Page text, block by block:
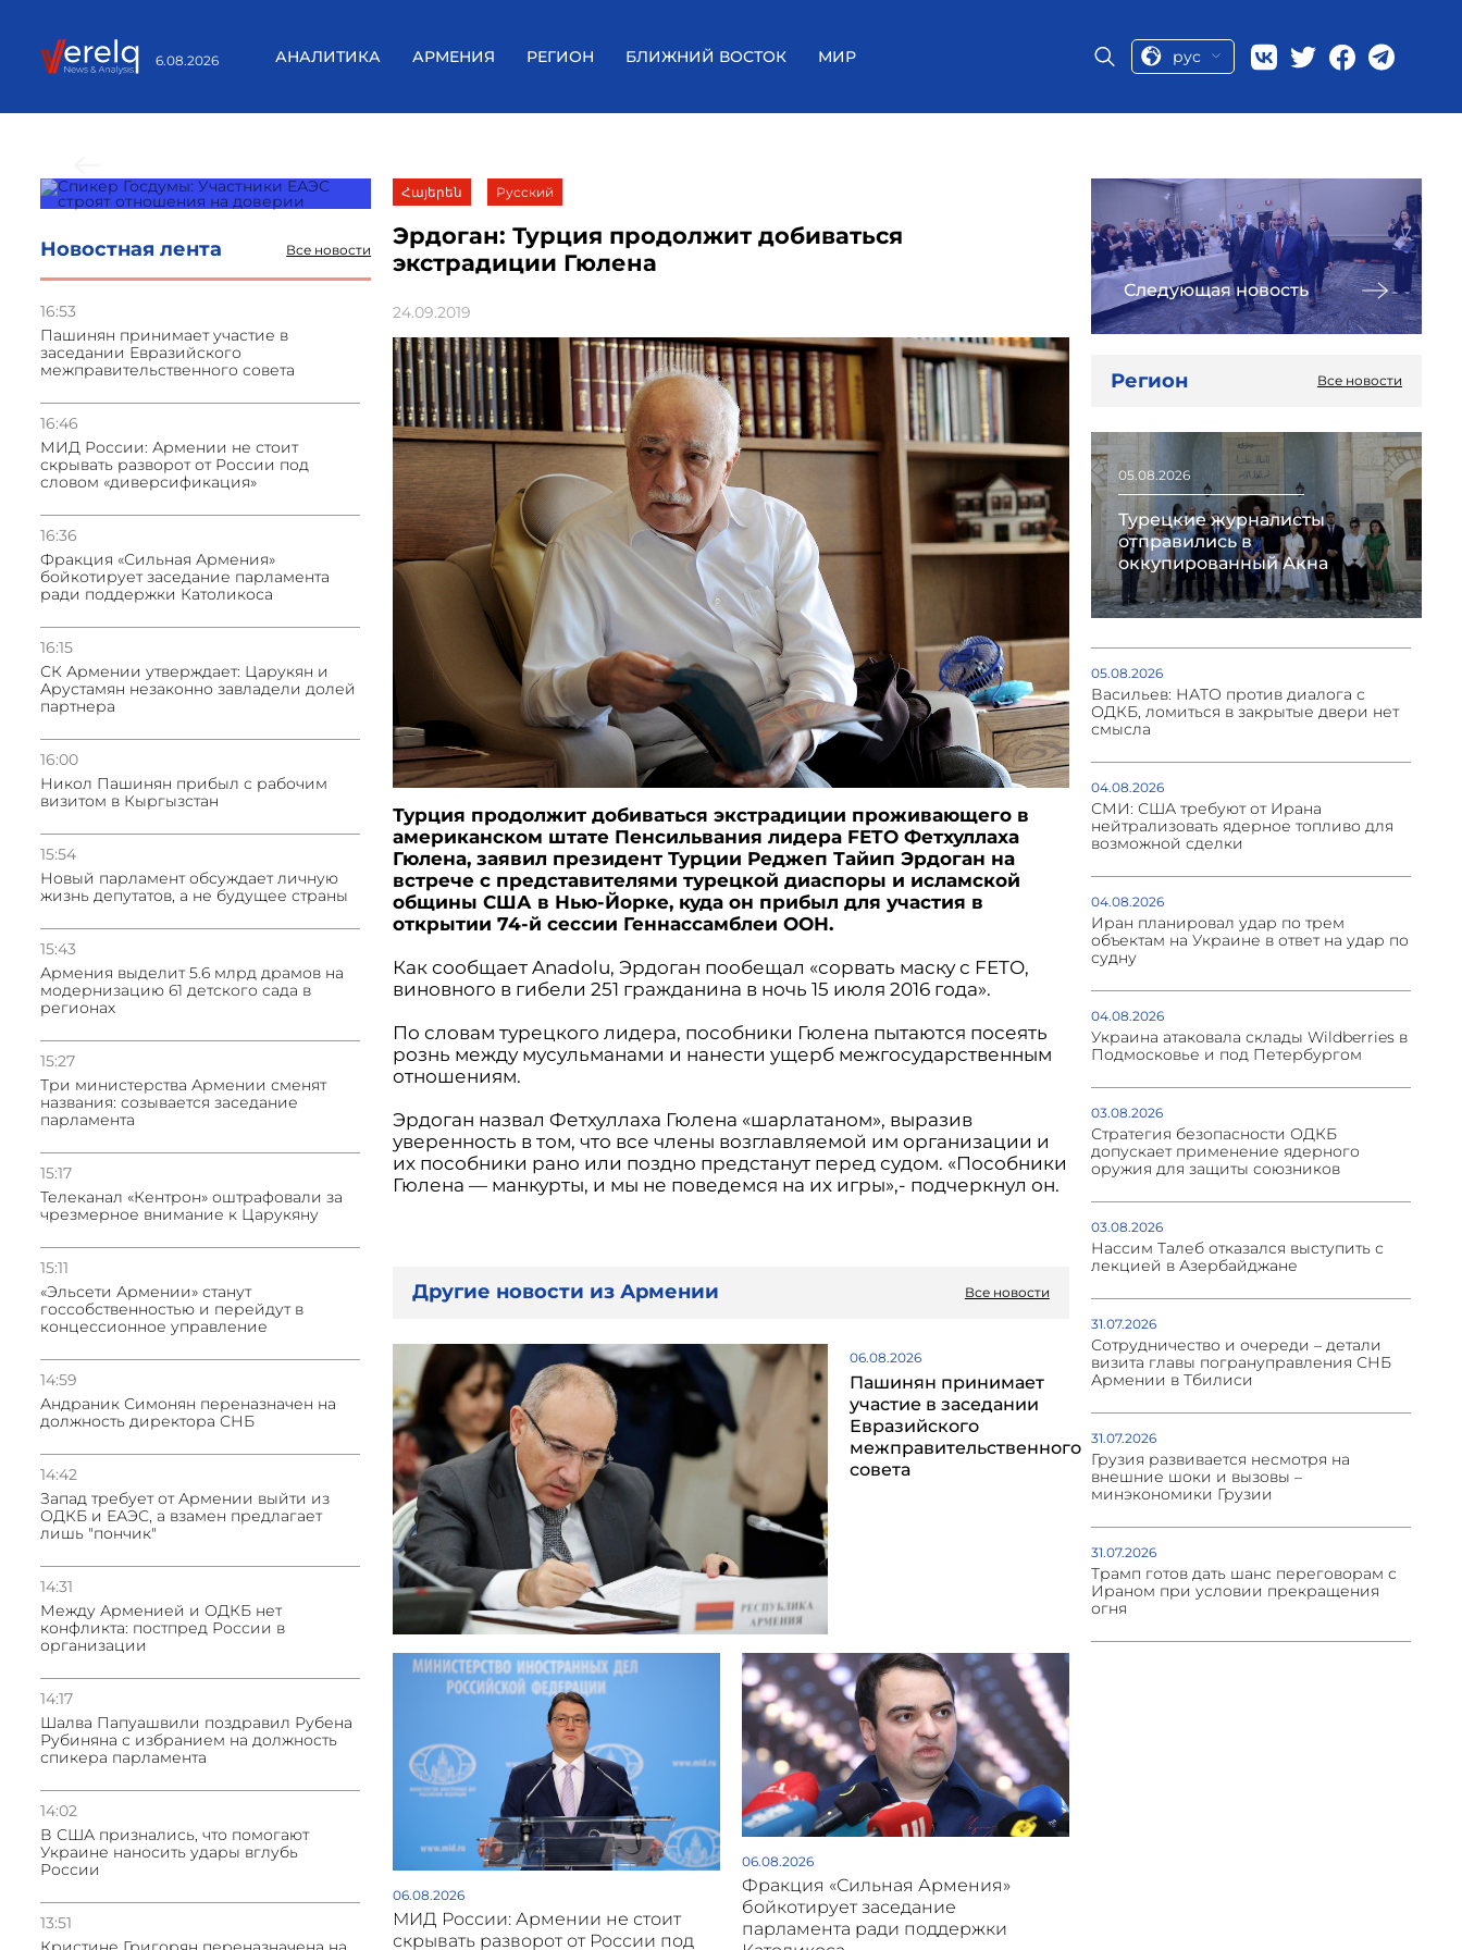
6.08.2026 АНАЛИТИКА АРМЕНИЯ РЕГИОН БЛИЖНИЙ ВОСТОК МИР рус
Новостная лента Все новости
16:53
Пашинян принимает участие в
заседании Евразийского
межправительственного совета
16:46
МИД России: Армении не стоит
скрывать разворот от России под
словом «диверсификация»
16:36
Фракция «Сильная Армения»
бойкотирует заседание парламента
ради поддержки Католикоса
16:15
СК Армении утверждает: Царукян и
Арустамян незаконно завладели долей
партнера
16:00
Никол Пашинян прибыл с рабочим
визитом в Кыргызстан
15:54
Новый парламент обсуждает личную
жизнь депутатов, а не будущее страны
15:43
Армения выделит 5.6 млрд драмов на
модернизацию 61 детского сада в
регионах
15:27
Три министерства Армении сменят
названия: созывается заседание
парламента
15:17
Телеканал «Кентрон» оштрафовали за
чрезмерное внимание к Царукяну
15:11
«Эльсети Армении» станут
госсобственностью и перейдут в
концессионное управление
14:59
Андраник Симонян переназначен на
должность директора СНБ
14:42
Запад требует от Армении выйти из
ОДКБ и ЕАЭС, а взамен предлагает
лишь "пончик"
14:31
Между Арменией и ОДКБ нет
конфликта: постпред России в
организации
14:17
Шалва Папуашвили поздравил Рубена
Рубиняна с избранием на должность
спикера парламента
14:02
В США признались, что помогают
Украине наносить удары вглубь
России
13:51
Հայերեն Русский
Эрдоган: Турция продолжит добиваться
экстрадиции Гюлена
24.09.2019
Турция продолжит добиваться экстрадиции проживающего в
американском штате Пенсильвания лидера FETO Фетхуллаха
Гюлена, заявил президент Турции Реджеп Тайип Эрдоган на
встрече с представителями турецкой диаспоры и исламской
общины США в Нью-Йорке, куда он прибыл для участия в
открытии 74-й сессии Геннассамблеи ООН.
Как сообщает Anadolu, Эрдоган пообещал «сорвать маску с FETO,
виновного в гибели 251 гражданина в ночь 15 июля 2016 года».
По словам турецкого лидера, пособники Гюлена пытаются посеять
рознь между мусульманами и нанести ущерб межгосударственным
отношениям.
Эрдоган назвал Фетхуллаха Гюлена «шарлатаном», выразив
уверенность в том, что все члены возглавляемой им организации и
их пособники рано или поздно предстанут перед судом. «Пособники
Гюлена — манкурты, и мы не поведемся на их игры»,- подчеркнул он.
Другие новости из Армении Все новости
06.08.2026
Пашинян принимает
участие в заседании
Евразийского
межправительственного
совета
06.08.2026
МИД России: Армении не стоит
скрывать разворот от России под
06.08.2026
Фракция «Сильная Армения»
бойкотирует заседание
парламента ради поддержки
Следующая новость
Регион Все новости
05.08.2026
Турецкие журналисты
отправились в
оккупированный Акна
05.08.2026
Васильев: НАТО против диалога с
ОДКБ, ломиться в закрытые двери нет
смысла
04.08.2026
СМИ: США требуют от Ирана
нейтрализовать ядерное топливо для
возможной сделки
04.08.2026
Иран планировал удар по трем
объектам на Украине в ответ на удар по
судну
04.08.2026
Украина атаковала склады Wildberries в
Подмосковье и под Петербургом
03.08.2026
Стратегия безопасности ОДКБ
допускает применение ядерного
оружия для защиты союзников
03.08.2026
Нассим Талеб отказался выступить с
лекцией в Азербайджане
31.07.2026
Сотрудничество и очереди – детали
визита главы погрануправления СНБ
Армении в Тбилиси
31.07.2026
Грузия развивается несмотря на
внешние шоки и вызовы –
минэкономики Грузии
31.07.2026
Трамп готов дать шанс переговорам с
Ираном при условии прекращения
огня